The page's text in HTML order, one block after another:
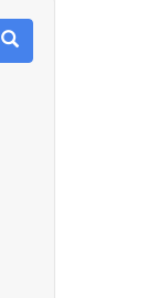
Rechercher